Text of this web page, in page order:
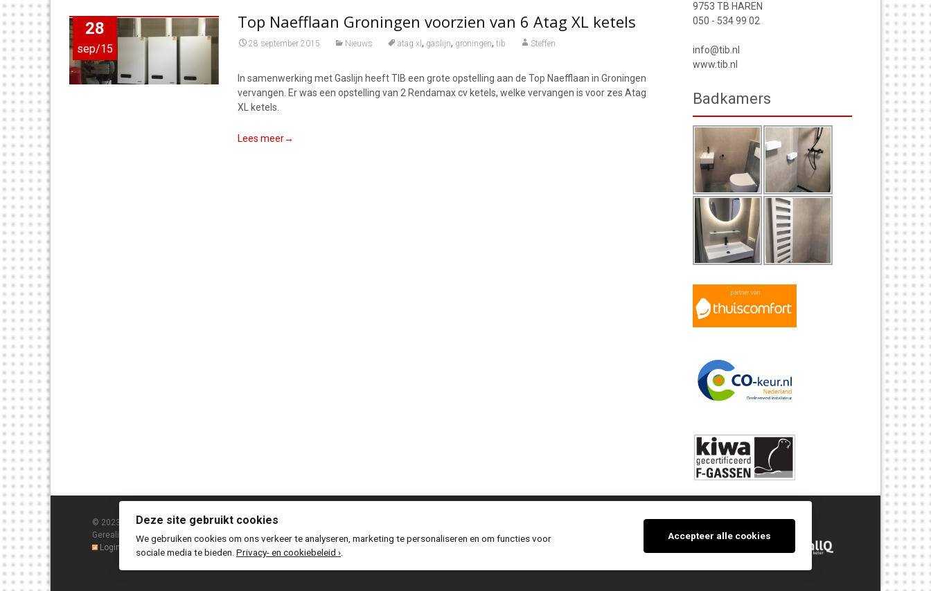
28
sep/15
Top Naefflaan Groningen voorzien van 6 Atag XL ketels
28 september 2015 Nieuws atag xl , gaslijn, groningen, tib Steffen
In samenwerking met Gaslijn heeft TIB een grote opstelling aan de Top Naefflaan in Groningen
vervangen. Er was een opstelling van 2 Rendamax cv ketels, welke vervangen is voor zes Atag
XL ketels.
Lees meer→
9753 TB HAREN
050 - 534 99 02
info@tib.nl
www.tib.nl
Badkamers
© 2023 TIB bv Haren |Privacy statement / disclaimer
Gerealiseerd doorSA
Login
Deze site gebruikt cookies
We gebruiken cookies om ons verkeer te analyseren, marketing te personaliseren en om functies voor
sociale media te bieden. Privacy- en cookiebeleid ›
Accepteer alle cookies